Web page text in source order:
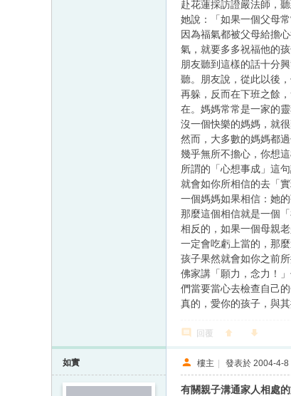
赴花蓮採訪證嚴法師，
她說：「如果一個父母
因為福氣都被父母給擔
氣，就要多多祝福他的
朋友聽到這樣的話十分
聽。朋友說，從此以後
再躲，反而在下班之餘
在。媽媽常常是一家的
沒一個快樂的媽媽，就
然而，大多數的媽媽都
幾乎無所不擔心，你想
所謂的「心想事成」這
就會如你所相信的去「實
一個媽媽如果相信：她
那麼這個相信就是一個
相反的，如果一個母親
一定會吃虧上當的，那
孩子果然就會如你之前
佛家講「願力，念力！
們當要當心去檢查自己
真的，愛你的孩子，與
回覆
如實 樓主 | 發表於 2004-4-8
有關親子溝通家人相處